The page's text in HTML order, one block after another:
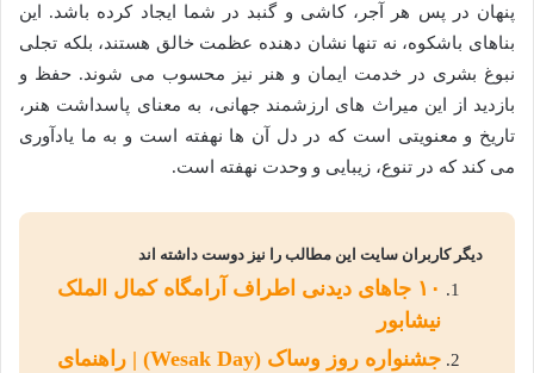
پنهان در پس هر آجر، کاشی و گنبد در شما ایجاد کرده باشد. این
بناهای باشکوه، نه تنها نشان دهنده عظمت خالق هستند، بلکه تجلی
نبوغ بشری در خدمت ایمان و هنر نیز محسوب می شوند. حفظ و
بازدید از این میراث های ارزشمند جهانی، به معنای پاسداشت هنر،
تاریخ و معنویتی است که در دل آن ها نهفته است و به ما یادآوری
می کند که در تنوع، زیبایی و وحدت نهفته است.
دیگر کاربران سایت این مطالب را نیز دوست داشته اند
۱۰ جاهای دیدنی اطراف آرامگاه کمال الملک
نیشابور
جشنواره روز وساک (Wesak Day) | راهنمای